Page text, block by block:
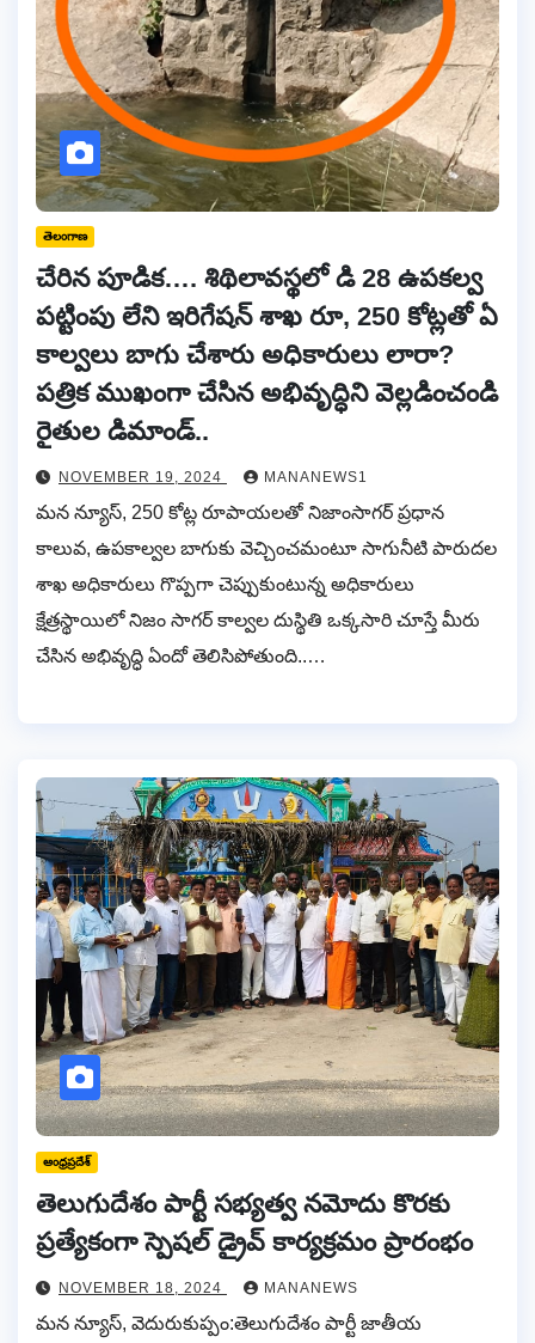
తెలంగాణ
చేరిన పూడిక…. శిథిలావస్థలో డి 28 ఉపకల్వ
పట్టింపు లేని ఇరిగేషన్ శాఖ రూ, 250 కోట్లతో ఏ
కాల్వలు బాగు చేశారు అధికారులు లారా?
పత్రిక ముఖంగా చేసిన అభివృద్ధిని వెల్లడించండి
రైతుల డిమాండ్..
NOVEMBER 19, 2024 MANANEWS1
మన న్యూస్, 250 కోట్ల రూపాయలతో నిజాంసాగర్ ప్రధాన
కాలువ, ఉపకాల్వల బాగుకు వెచ్చించమంటూ సాగునీటి పారుదల
శాఖ అధికారులు గొప్పగా చెప్పుకుంటున్న అధికారులు
క్షేత్రస్థాయిలో నిజం సాగర్ కాల్వల దుస్థితి ఒక్కసారి చూస్తే మీరు
చేసిన అభివృద్ధి ఏందో తెలిసిపోతుంది..…
ఆంధ్రప్రదేశ్
తెలుగుదేశం పార్టీ సభ్యత్వ నమోదు కొరకు
ప్రత్యేకంగా స్పెషల్ డ్రైవ్ కార్యక్రమం ప్రారంభం
NOVEMBER 18, 2024 MANANEWS
మన న్యూస్, వెదురుకుప్పం:తెలుగుదేశం పార్టీ జాతీయ